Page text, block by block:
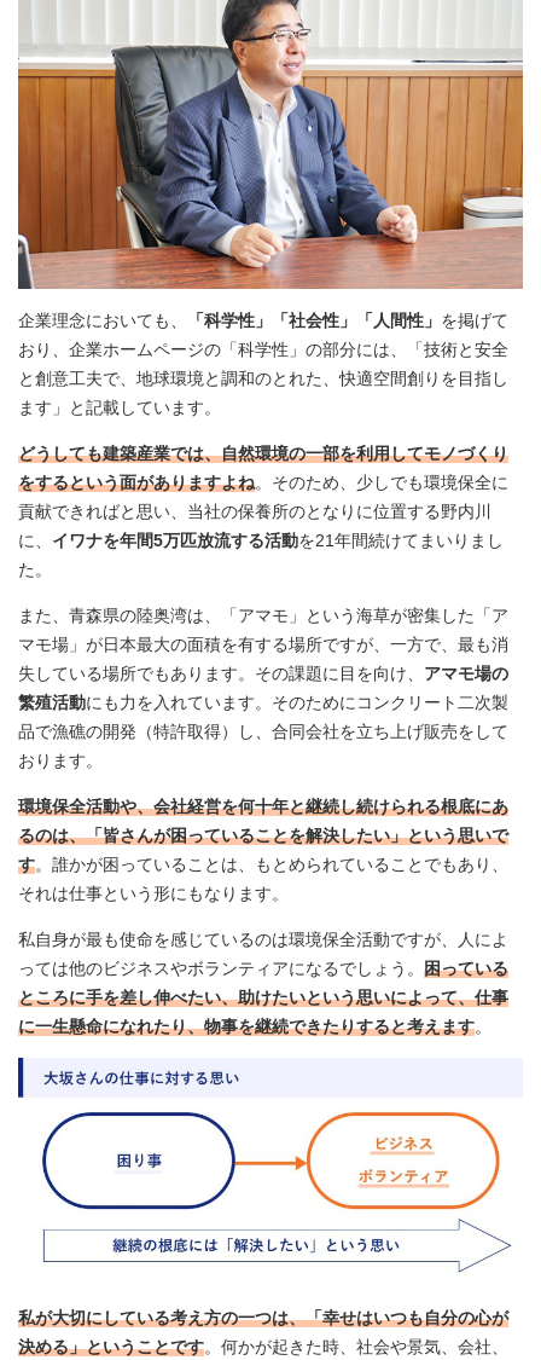
企業理念においても、 「科学性」「社会性」「人間性」 を掲げて
おり、企業ホームページの「科学性」の部分には、「技術と安全
と創意工夫で、地球環境と調和のとれた、快適空間創りを目指し
ます」と記載しています。
どうしても建築産業では、自然環境の一部を利用してモノづくり
をするという面がありますよね。そのため、少しでも環境保全に
貢献できればと思い、当社の保養所のとなりに位置する野内川
に、 イワナを年間5万匹放流する活動を21年間続けてまいりまし
た。
また、青森県の陸奥湾は、「アマモ」という海草が密集した「ア
マモ場」が日本最大の面積を有する場所ですが、一方で、最も消
失している場所でもあります。その課題に目を向け、 アマモ場の
繁殖活動にも力を入れています。そのためにコンクリート二次製
品で漁礁の開発（特許取得）し、合同会社を立ち上げ販売をして
おります。
環境保全活動や、会社経営を何十年と継続し続けられる根底にあ
るのは、「皆さんが困っていることを解決したい」という思いで
す。誰かが困っていることは、もとめられていることでもあり、
それは仕事という形にもなります。
私自身が最も使命を感じているのは環境保全活動ですが、人によ
っては他のビジネスやボランティアになるでしょう。 困っている
ところに手を差し伸べたい、助けたいという思いによって、仕事
に一生懸命になれたり、物事を継続できたりすると考えます。
私が大切にしている考え方の一つは、「幸せはいつも自分の心が
決める」ということです。何かが起きた時、社会や景気、会社、